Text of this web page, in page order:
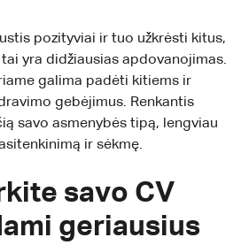
pozityviai ir tuo užkrėsti kitus,
yra didžiausias apdovanojimas.
galima padėti kitiems ir
gebėjimus. Renkantis
savo asmenybės tipą, lengviau
ir sėkmę.
savo CV
geriausius